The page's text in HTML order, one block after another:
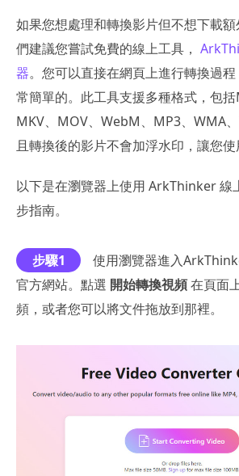
如果您想處理和轉換影片但不想下載
們建議您嘗試免費的線上工具，
器。您可以直接在網頁上進行轉換過
常簡單的。此工具支援多種格式，包括
MKV、MOV、WebM、MP3、WMA、
且轉換後的影片不會加浮水印，讓您使
以下是在瀏覽器上使用 ArkThinker 線
步指南。
步驟1
使用瀏覽器進入
官方網站。點選 開始轉換視頻在頁面
頻，或者您可以將文件拖放到那裡。